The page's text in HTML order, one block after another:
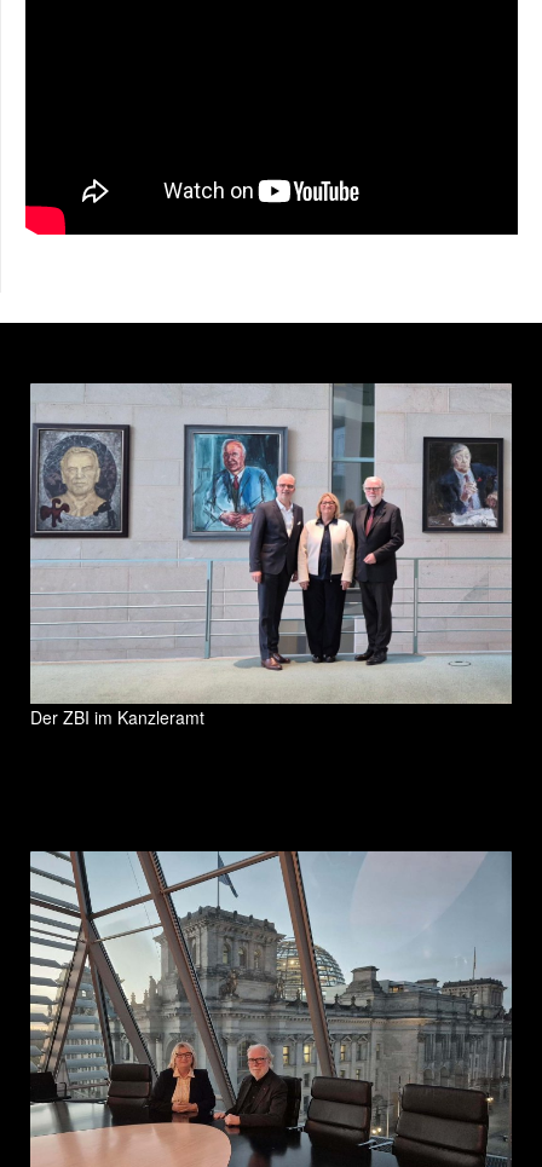
Der ZBI im Kanzleramt